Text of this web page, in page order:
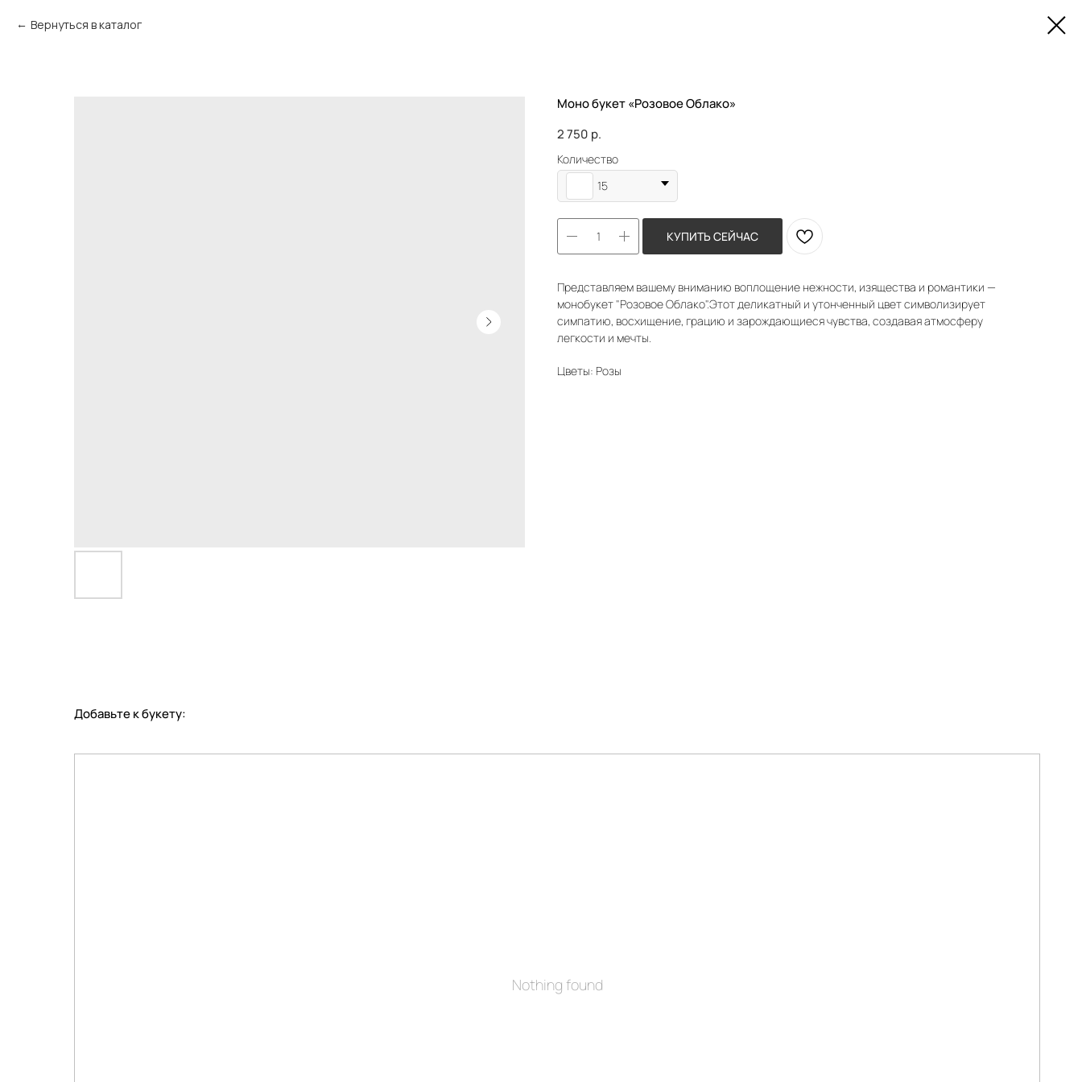
Вернуться в каталог
Моно букет «Розовое Облако»
2 750 р.
Количество
15
КУПИТЬ СЕЙЧАС
Представляем вашему вниманию воплощение нежности, изящества и романтики —
монобукет "Розовое Облако".Этот деликатный и утонченный цвет символизирует
симпатию, восхищение, грацию и зарождающиеся чувства, создавая атмосферу
легкости и мечты.
Цветы: Розы
Добавьте к букету:
Nothing found